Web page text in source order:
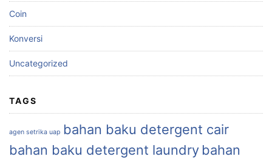
Coin
Konversi
Uncategorized
TAGS
agen setrika uap bahan baku detergent cair
bahan baku detergent laundry bahan